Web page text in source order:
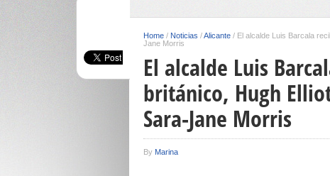
Home / Noticias /Alicante / El alcalde Luis Barcala
Jane Morris
El alcalde Luis
británico, Hugh
Sara-Jane Morris
By Marina